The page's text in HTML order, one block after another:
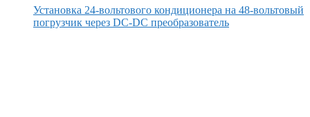
Установка 24-вольтового кондиционера на 48-вольтовый
погрузчик через DC-DC преобразователь